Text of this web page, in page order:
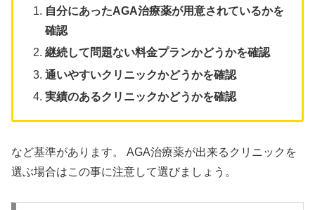
自分にあったAGA治療薬が用意されているかを
確認
継続して問題ない料金プランかどうかを確認
通いやすいクリニックかどうかを確認
実績のあるクリニックかどうかを確認
など基準があります。 AGA治療薬が出来るクリニックを
選ぶ場合はこの事に注意して選びましょう。